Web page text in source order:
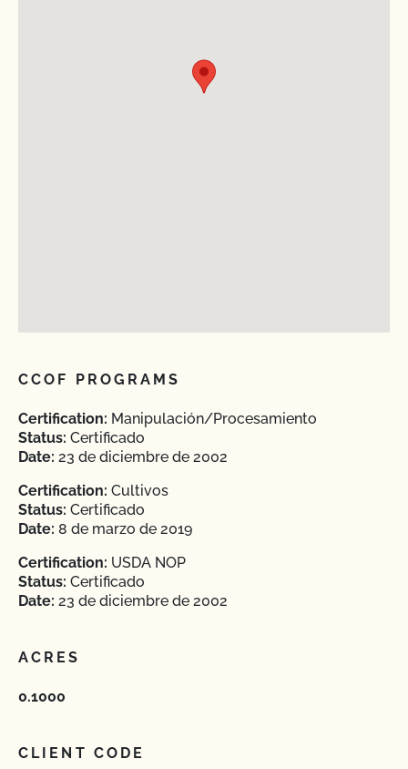
CCOF PROGRAMS
Certification: Manipulación/Procesamiento
Status: Certificado
Date: 23 de diciembre de 2002
Certification: Cultivos
Status: Certificado
Date: 8 de marzo de 2019
Certification: USDA NOP
Status: Certificado
Date: 23 de diciembre de 2002
ACRES
0.1000
CLIENT CODE